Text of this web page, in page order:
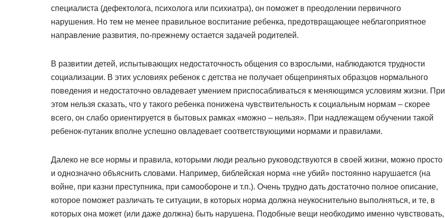
специалиста (дефектолога, психолога или психиатра), он поможет в преодолении первичного
нарушения. Но тем не менее правильное воспитание ребенка, предотвращающее неблагоприятное
направление развития, по-прежнему остается задачей родителей.
В развитии детей, испытывающих недостаточность общения со взрослыми, наблюдаются трудности
социализации. В этих условиях ребенок с детства не получает общепринятых образцов нормального
поведения и недостаточно овладевает умением приспосабливаться к меняющимся условиям жизни. При
этом нельзя сказать, что у такого ребенка понижена чувствительность к социальным нормам – скорее
всего, он слабо ориентируется в бытовых рамках «можно – нельзя». При надлежащем обучении такой
ребенок-путаник вполне успешно овладевает соответствующими нормами и правилами.
Далеко не все нормы и правила, которыми люди реально руководствуются в своей жизни, можно просто
и однозначно объяснить словами. Например, библейская норма «не убий» постоянно нарушается (на
войне, при казни преступника, при самообороне и т.п.). Очень трудно дать достаточно полное описание,
которое поможет различать те ситуации, в которых норма должна неукоснительно выполняться, и те, в
которых она может (или даже должна) быть нарушена. Подобные вещи необходимо именно чувствовать,